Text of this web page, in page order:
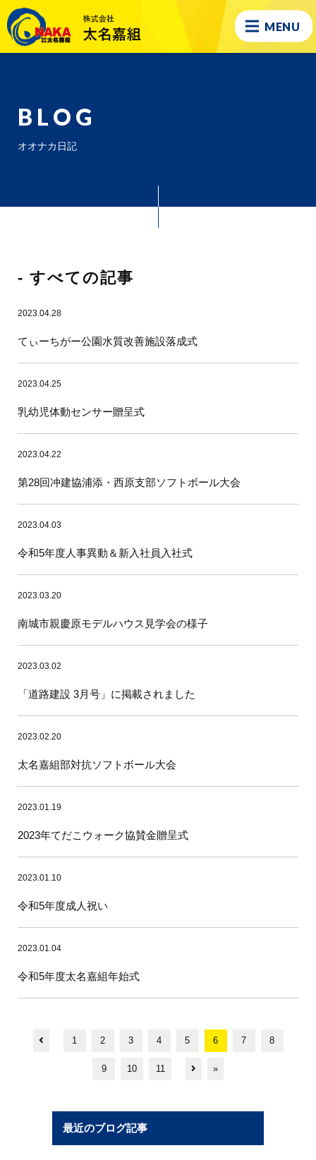
MENU
BLOG
オオナカ日記
- すべての記事
2023.04.28
てぃーちがー公園水質改善施設落成式
2023.04.25
乳幼児体動センサー贈呈式
2023.04.22
第28回冲建協浦添・西原支部ソフトボール大会
2023.04.03
令和5年度人事異動＆新入社員入社式
2023.03.20
南城市親慶原モデルハウス見学会の様子
2023.03.02
「道路建設 3月号」に掲載されました
2023.02.20
太名嘉組部対抗ソフトボール大会
2023.01.19
2023年てだこウォーク協賛金贈呈式
2023.01.10
令和5年度成人祝い
2023.01.04
令和5年度太名嘉組年始式
1 2 3 4 5 6 7 8
9 10 11 »
最近のブログ記事